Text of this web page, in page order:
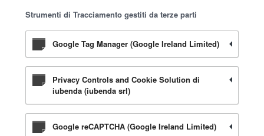
Strumenti di Tracciamento gestiti da terze parti
Google Tag Manager (Google Ireland Limited)
Privacy Controls and Cookie Solution di
iubenda (iubenda srl)
Google reCAPTCHA (Google Ireland Limited)